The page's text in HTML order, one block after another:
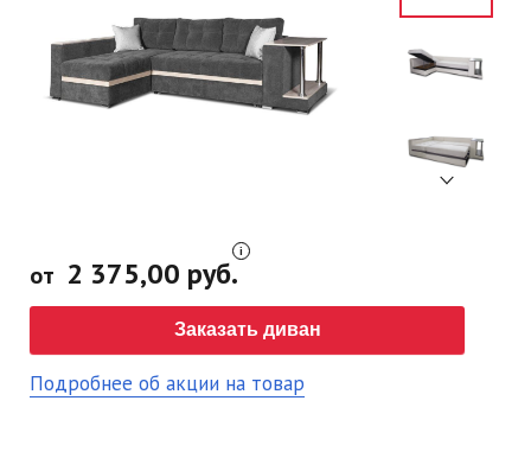
от 2 375,00 руб.
Заказать диван
Подробнее об акции на товар